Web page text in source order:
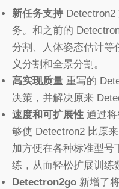
新任务支持
务。和之前的
分割、人体姿态估计等
义分割和全景分割。
高实现质量 重写的
决策，并解决原来
速度和可扩展性 通过
够使 Detectron2 比原
加方便在各种标准型号
练，从而轻松扩展训练
Detectron2go 新增了